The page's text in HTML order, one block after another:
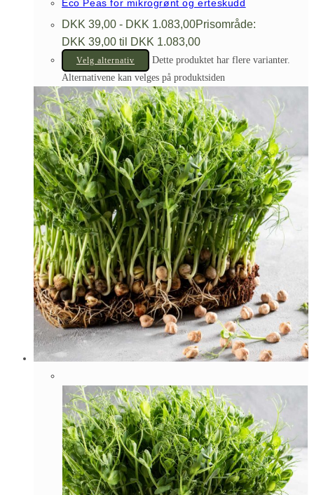
Eco Peas for mikrogrønt og erteskudd
DKK 39,00 - DKK 1.083,00Prisområde:
DKK 39,00 til DKK 1.083,00
Velg alternativ
Dette produktet har flere varianter.
Alternativene kan velges på produktsiden